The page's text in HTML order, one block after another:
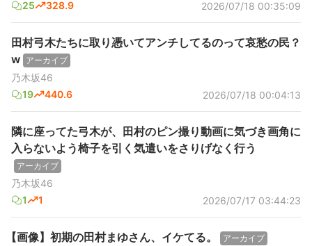
25
328.9 2026/07/18 00:35:09
田村弓木たちに取り憑いてアンチしてるのって哀愁の民？
w アーカイブ
乃木坂46
19
440.6 2026/07/18 00:04:13
隣に座ってた弓木が、田村のピン撮り動画に気づき画角に
入らないよう椅子を引く気遣いをさりげなく行う
アーカイブ
乃木坂46
1
1 2026/07/17 03:44:23
【画像】初期の田村まゆさん、イケてる。 アーカイブ